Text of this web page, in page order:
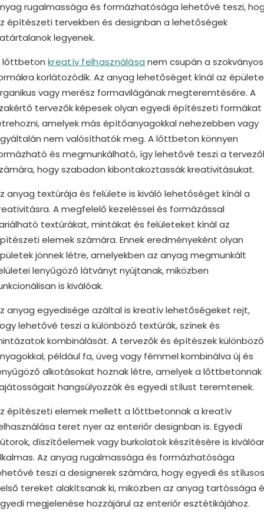
rugalmassága és formázhatósága lehetővé teszi,
építészeti tervekben és designban a lehetőségek
legyenek.
lőttbeton kreatív felhasználása nem csupán a szokványos
korlátozódik. Az anyag lehetőséget kínál az
vagy merész formavilágának megteremtésére. A
tervezők képesek olyan egyedi építészeti formákat
amelyek más építőanyagokkal nehezebben vagy
nem valósíthatók meg. A lőttbeton könnyen
és megmunkálható, így lehetővé teszi a
hogy szabadon kibontakoztassák kreativitásukat.
anyag textúrája és felülete is kiváló lehetőséget kínál a
A megfelelő kezeléssel és formázással
textúrákat, mintákat és felületeket kínál az
elemek számára. Ennek eredményeként olyan
jönnek létre, amelyekben az anyag megmunkált
lenyűgöző látványt nyújtanak, miközben
is kiválóak.
anyag egyedisége azáltal is kreatív lehetőségeket rejt,
lehetővé teszi a különböző textúrák, színek és
kombinálását. A tervezők és építészek különböző
például fa, üveg vagy fémmel kombinálva új és
alkotásokat hoznak létre, amelyek a lőttbetonnak
hangsúlyozzák és egyedi stílust teremtenek.
építészeti elemek mellett a lőttbetonnak a kreatív
teret nyer az enteriőr designban is. Egyedi
díszítőelemek vagy burkolatok készítésére is
Az anyag rugalmassága és formázhatósága
teszi a designerek számára, hogy egyedi és
tereket alakítsanak ki, miközben az anyag tartóssága
megjelenése hozzájárul az enteriőr esztétikájához.